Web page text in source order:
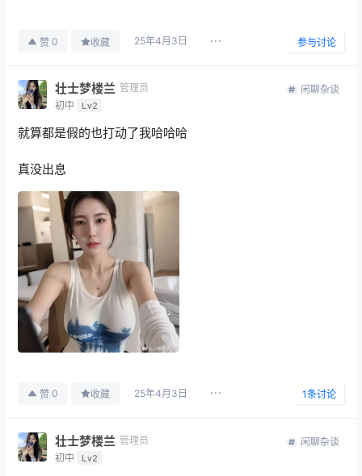
赞 0 收藏 25年4月3日 参与讨论
壮士梦楼兰 管理员
初中
Lv2
闲聊杂谈
就算都是假的也打动了我哈哈哈
真没出息 ​
赞 0 收藏 25年4月3日 1条讨论
壮士梦楼兰 管理员
初中
Lv2
闲聊杂谈